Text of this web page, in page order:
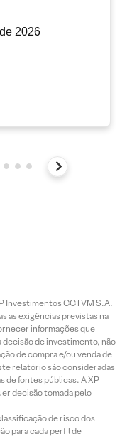
2026
Investimentos CCTVM S.A.
as exigências previstas na
informações que
decisão de investimento, não
de compra e/ou venda de
relatório são consideradas
de fontes públicas. A XP
decisão tomada pelo
de risco dos
para cada perfil de